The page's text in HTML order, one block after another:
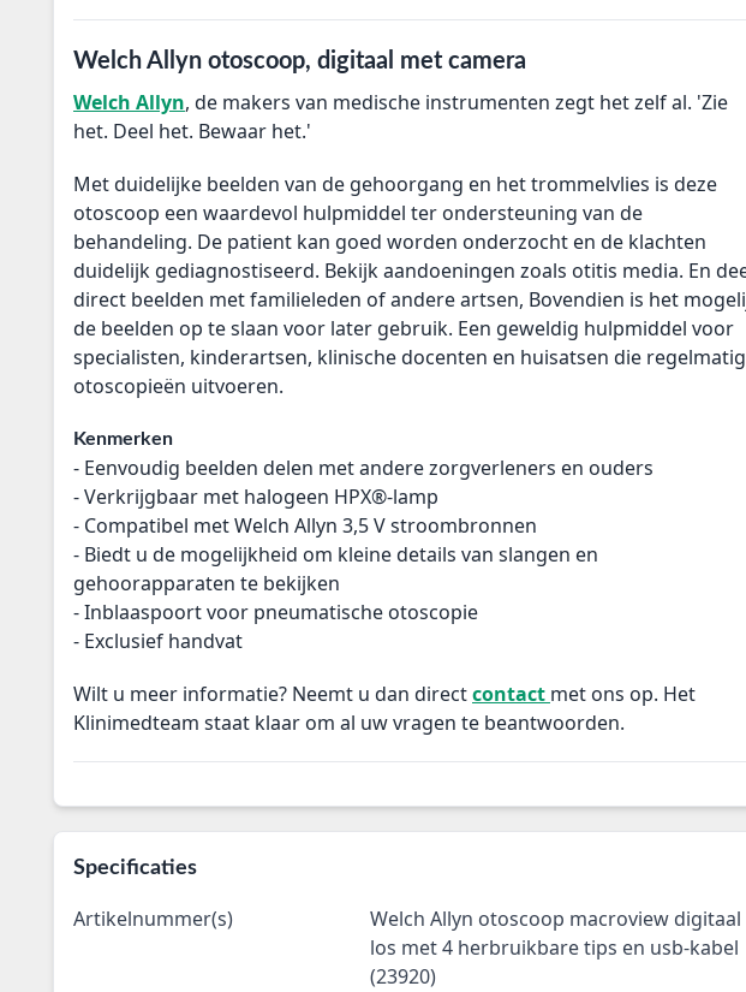
Welch Allyn otoscoop, digitaal met camera
Welch Allyn, de makers van medische instrumenten zegt het zelf al. 'Zie
het. Deel het. Bewaar het.'
Met duidelijke beelden van de gehoorgang en het trommelvlies is deze
otoscoop een waardevol hulpmiddel ter ondersteuning van de
behandeling. De patient kan goed worden onderzocht en de klachten
duidelijk gediagnostiseerd. Bekijk aandoeningen zoals otitis media. En
direct beelden met familieleden of andere artsen, Bovendien is het
de beelden op te slaan voor later gebruik. Een geweldig hulpmiddel voor
specialisten, kinderartsen, klinische docenten en huisatsen die regelmatig
otoscopieën uitvoeren.
Kenmerken
- Eenvoudig beelden delen met andere zorgverleners en ouders
- Verkrijgbaar met halogeen HPX®-lamp
- Compatibel met Welch Allyn 3,5 V stroombronnen
- Biedt u de mogelijkheid om kleine details van slangen en
gehoorapparaten te bekijken
- Inblaaspoort voor pneumatische otoscopie
- Exclusief handvat
Wilt u meer informatie? Neemt u dan directcontact met ons op. Het
Klinimedteam staat klaar om al uw vragen te beantwoorden.
Specificaties
Artikelnummer(s)
Welch Allyn otoscoop macroview digitaal
los met 4 herbruikbare tips en usb-kabel
(23920)